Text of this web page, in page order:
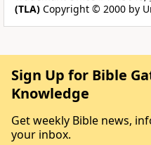
(TLA) Copyright © 2000 by
Sign Up for Bible
Knowledge
Get weekly Bible news,
your inbox.